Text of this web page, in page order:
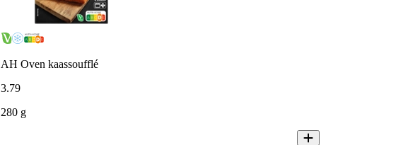
AH Oven kaassoufflé
3.79
280 g